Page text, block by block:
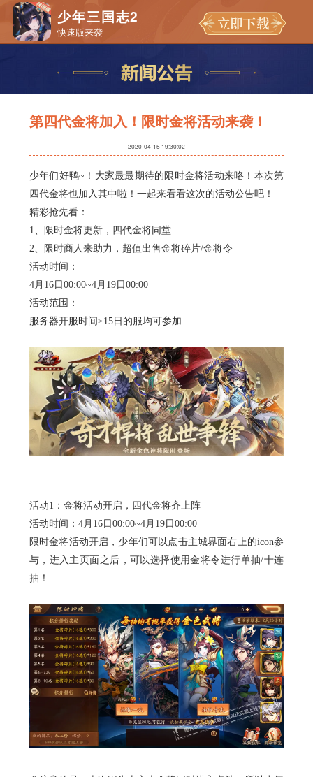
少年三国志2
快速版来袭
第四代金将加入！限时金将活动来袭！
2020-04-15 19:30:02
少年们好鸭~！大家最最期待的限时金将活动来咯！本次第
四代金将也加入其中啦！一起来看看这次的活动公告吧！
精彩抢先看：
1、限时金将更新，四代金将同堂
2、限时商人来助力，超值出售金将碎片/金将令
活动时间：
4月16日00:00~4月19日00:00
活动范围：
服务器开服时间≥15日的服均可参加
活动1：金将活动开启，四代金将齐上阵
活动时间： 4月16日00:00~4月19日00:00
限时金将活动开启，少年们可以点击主城界面右上的icon参
与，进入主页面之后，可以选择使用金将令进行单抽/十连
抽！